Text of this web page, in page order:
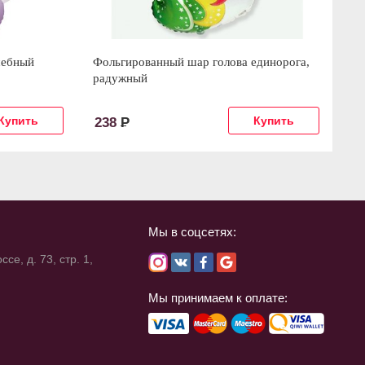
Фольгированный шар голова единорога,
радужный
238 Р
д. 73, стр. 1,
Мы в соцсетях:
Мы принимаем к оплате: